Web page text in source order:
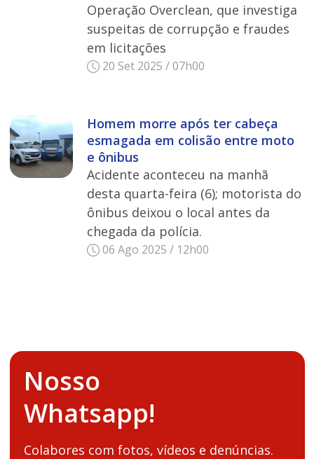
Operação Overclean, que investiga
suspeitas de corrupção e fraudes
em licitações
20 Set 2025 / 07h00
Homem morre após ter cabeça
esmagada em colisão entre moto
e ônibus
Acidente aconteceu na manhã
desta quarta-feira (6); motorista do
ônibus deixou o local antes da
chegada da polícia.
06 Ago 2025 / 12h00
Nosso
Whatsapp!
Colabores com fotos, vídeos e denúncias.